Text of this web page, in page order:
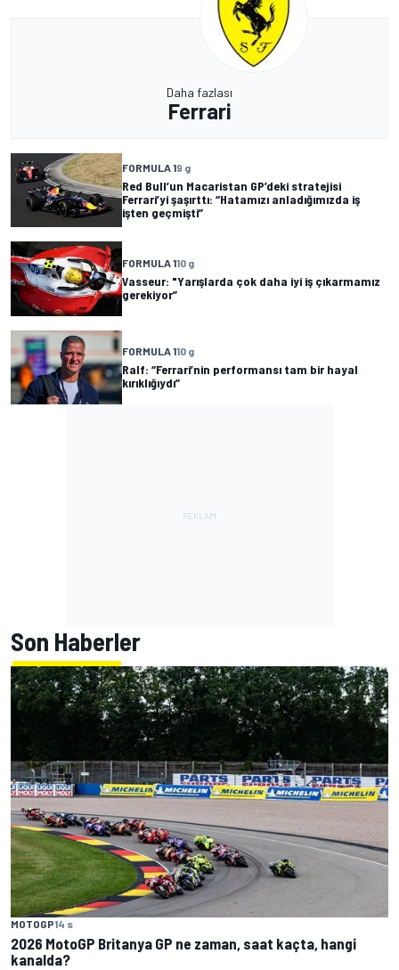
Daha fazlası
Ferrari
FORMULA 19 g
Red Bull’un Macaristan GP’deki stratejisi
Ferrari’yi şaşırttı: “Hatamızı anladığımızda iş
işten geçmişti”
FORMULA 110 g
Vasseur: "Yarışlarda çok daha iyi iş çıkarmamız
gerekiyor”
FORMULA 110 g
Ralf: “Ferrari’nin performansı tam bir hayal
kırıklığıydı”
Son Haberler
MOTOGP14 s
2026 MotoGP Britanya GP ne zaman, saat kaçta, hangi
kanalda?